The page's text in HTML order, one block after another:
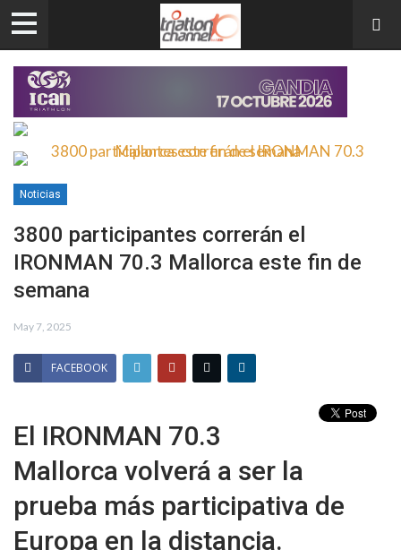
Noticias
3800 participantes correrán el
IRONMAN 70.3 Mallorca este fin de
semana
May 7, 2025
FACEBOOK
El IRONMAN 70.3
Mallorca volverá a ser la
prueba más participativa de
Europa en la distancia.